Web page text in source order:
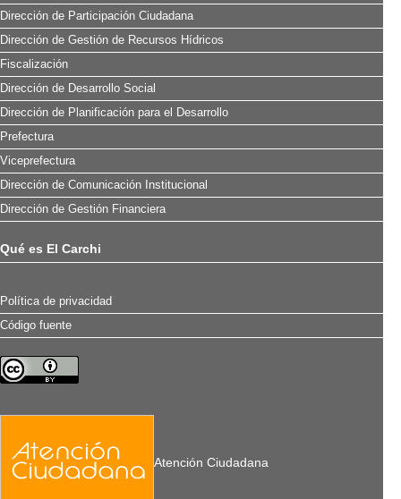
Dirección de Participación Ciudadana
Dirección de Gestión de Recursos Hídricos
Fiscalización
Dirección de Desarrollo Social
Dirección de Planificación para el Desarrollo
Prefectura
Viceprefectura
Dirección de Comunicación Institucional
Dirección de Gestión Financiera
Qué es El Carchi
Política de privacidad
Código fuente
Atención Ciudadana